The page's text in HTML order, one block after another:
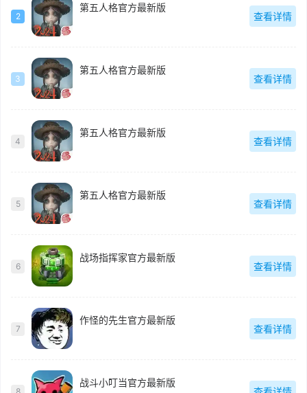
2
第五人格官方最新版
查看详情
3
第五人格官方最新版
查看详情
4
第五人格官方最新版
查看详情
5
第五人格官方最新版
查看详情
6
战场指挥家官方最新版
查看详情
7
作怪的先生官方最新版
查看详情
战斗小叮当官方最新版